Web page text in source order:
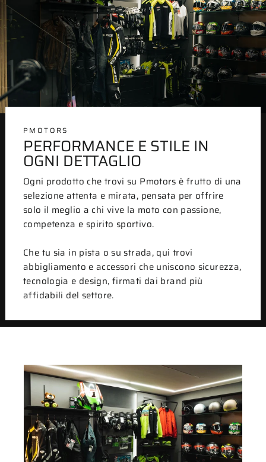
PMOTORS
PERFORMANCE E STILE IN
OGNI DETTAGLIO
Ogni prodotto che trovi su Pmotors è frutto di una
selezione attenta e mirata, pensata per offrire
solo il meglio a chi vive la moto con passione,
competenza e spirito sportivo.
Che tu sia in pista o su strada, qui trovi
abbigliamento e accessori che uniscono sicurezza,
tecnologia e design, firmati dai brand più
affidabili del settore.